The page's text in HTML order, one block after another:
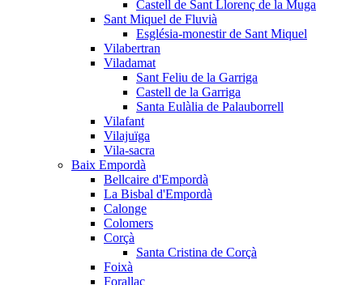
Castell de Sant Llorenç de la Muga
Sant Miquel de Fluvià
Església-monestir de Sant Miquel
Vilabertran
Viladamat
Sant Feliu de la Garriga
Castell de la Garriga
Santa Eulàlia de Palauborrell
Vilafant
Vilajuïga
Vila-sacra
Baix Empordà
Bellcaire d'Empordà
La Bisbal d'Empordà
Calonge
Colomers
Corçà
Santa Cristina de Corçà
Foixà
Forallac